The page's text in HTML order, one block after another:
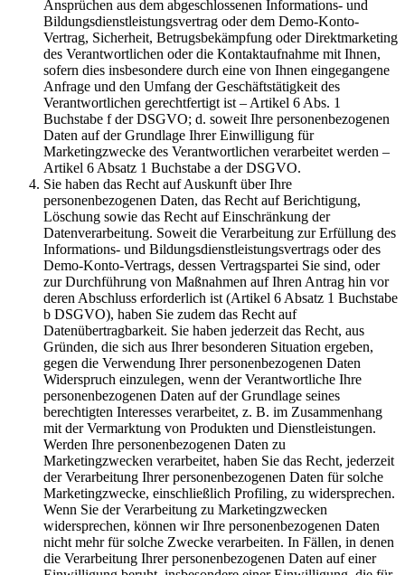
Ansprüchen aus dem abgeschlossenen Informations- und
Bildungsdienstleistungsvertrag oder dem Demo-Konto-
Vertrag, Sicherheit, Betrugsbekämpfung oder Direktmarketing
des Verantwortlichen oder die Kontaktaufnahme mit Ihnen,
sofern dies insbesondere durch eine von Ihnen eingegangene
Anfrage und den Umfang der Geschäftstätigkeit des
Verantwortlichen gerechtfertigt ist – Artikel 6 Abs. 1
Buchstabe f der DSGVO; d. soweit Ihre personenbezogenen
Daten auf der Grundlage Ihrer Einwilligung für
Marketingzwecke des Verantwortlichen verarbeitet werden –
Artikel 6 Absatz 1 Buchstabe a der DSGVO.
Sie haben das Recht auf Auskunft über Ihre
personenbezogenen Daten, das Recht auf Berichtigung,
Löschung sowie das Recht auf Einschränkung der
Datenverarbeitung. Soweit die Verarbeitung zur Erfüllung des
Informations- und Bildungsdienstleistungsvertrags oder des
Demo-Konto-Vertrags, dessen Vertragspartei Sie sind, oder
zur Durchführung von Maßnahmen auf Ihren Antrag hin vor
deren Abschluss erforderlich ist (Artikel 6 Absatz 1 Buchstabe
b DSGVO), haben Sie zudem das Recht auf
Datenübertragbarkeit. Sie haben jederzeit das Recht, aus
Gründen, die sich aus Ihrer besonderen Situation ergeben,
gegen die Verwendung Ihrer personenbezogenen Daten
Widerspruch einzulegen, wenn der Verantwortliche Ihre
personenbezogenen Daten auf der Grundlage seines
berechtigten Interesses verarbeitet, z. B. im Zusammenhang
mit der Vermarktung von Produkten und Dienstleistungen.
Werden Ihre personenbezogenen Daten zu
Marketingzwecken verarbeitet, haben Sie das Recht, jederzeit
der Verarbeitung Ihrer personenbezogenen Daten für solche
Marketingzwecke, einschließlich Profiling, zu widersprechen.
Wenn Sie der Verarbeitung zu Marketingzwecken
widersprechen, können wir Ihre personenbezogenen Daten
nicht mehr für solche Zwecke verarbeiten. In Fällen, in denen
die Verarbeitung Ihrer personenbezogenen Daten auf einer